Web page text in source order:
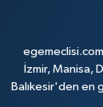
İzmir, Manisa,
Balıkesir'den en